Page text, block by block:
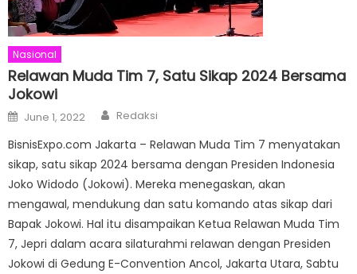
Nasional
Relawan Muda Tim 7, Satu Sikap 2024 Bersama
Jokowi
Posted
on
June 1, 2022 Author
Redaksi
BisnisExpo.com Jakarta – Relawan Muda Tim 7 menyatakan
sikap, satu sikap 2024 bersama dengan Presiden Indonesia
Joko Widodo (Jokowi). Mereka menegaskan, akan
mengawal, mendukung dan satu komando atas sikap dari
Bapak Jokowi. Hal itu disampaikan Ketua Relawan Muda Tim
7, Jepri dalam acara silaturahmi relawan dengan Presiden
Jokowi di Gedung E-Convention Ancol, Jakarta Utara, Sabtu